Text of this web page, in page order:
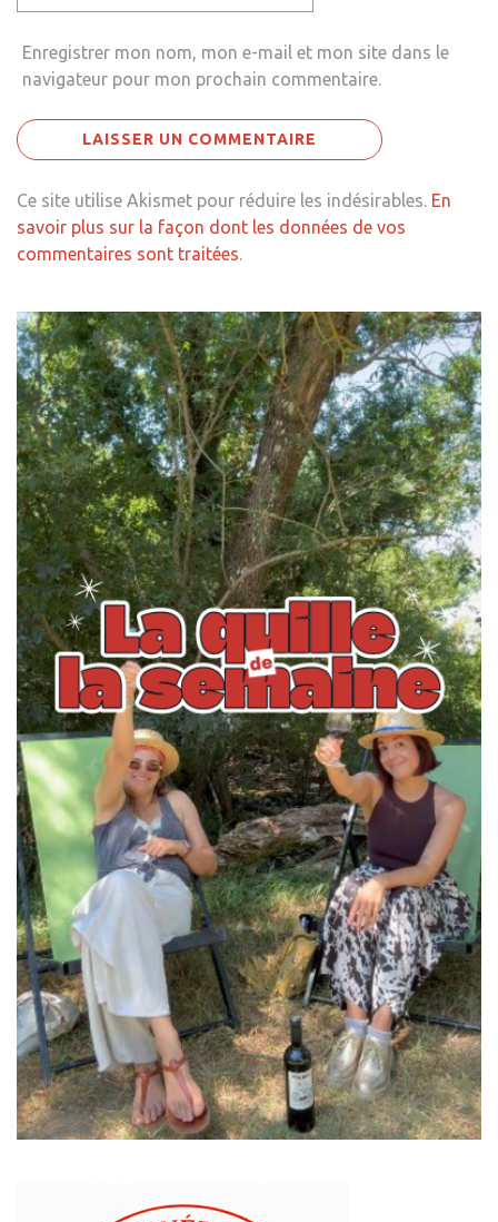
Enregistrer mon nom, mon e-mail et mon site dans le
navigateur pour mon prochain commentaire.
Ce site utilise Akismet pour réduire les indésirables. En
savoir plus sur la façon dont les données de vos
commentaires sont traitées.